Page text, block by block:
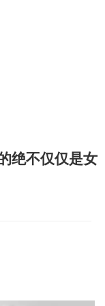
绝不仅仅是女